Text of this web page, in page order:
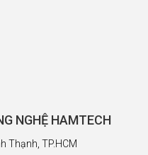
NGHỆ HAMTECH
Thạnh, TP.HCM